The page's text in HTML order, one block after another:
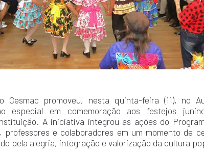
Cesmac promoveu, nesta quinta-feira (11), no
especial em comemoração aos festejos
A iniciativa integrou as ações do
e colaboradores em um momento de
pela alegria, integração e valorização da cultura